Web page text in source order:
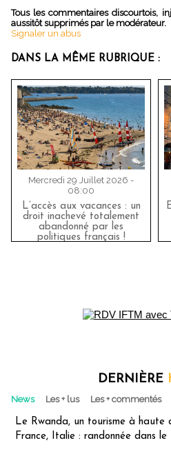
Tous les commentaires discourtois,
aussitôt supprimés par le modérateur.
Signaler un abus
DANS LA MÊME RUBRIQUE :
Mercredi 29 Juillet 2026 -
08:00
L’accès aux vacances : un
droit inachevé totalement
abandonné par les
politiques français !
DERNIÈRE
News Les + lus Les + commentés
Le Rwanda, un tourisme à haute
France, Italie : randonnée dans